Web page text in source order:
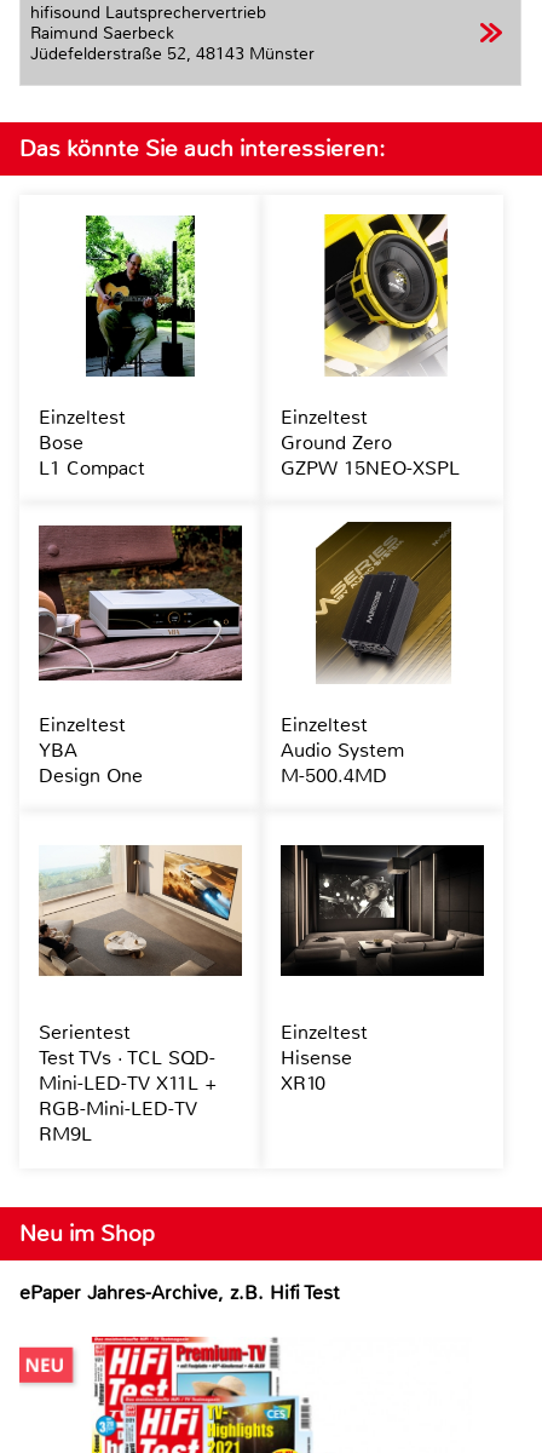
hifisound Lautsprechervertrieb
Raimund Saerbeck
Jüdefelderstraße 52, 48143 Münster
Neu im Shop
ePaper Jahres-Archive, z.B. Hifi Test
Das könnte Sie auch interessieren:
Einzeltest
Bose
L1 Compact
Einzeltest
Ground Zero
GZPW 15NEO-XSPL
Einzeltest
YBA
Design One
Einzeltest
Audio System
M-500.4MD
Serientest
Test TVs · TCL SQD-
Mini-LED-TV X11L +
RGB-Mini-LED-TV
RM9L
Einzeltest
Hisense
XR10